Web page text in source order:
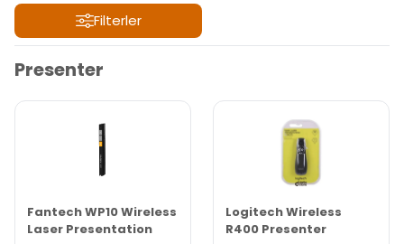
Filterler
Filterler
Presenter
Fantech WP10 Wireless
Laser Presentation
Logitech Wireless
R400 Presenter